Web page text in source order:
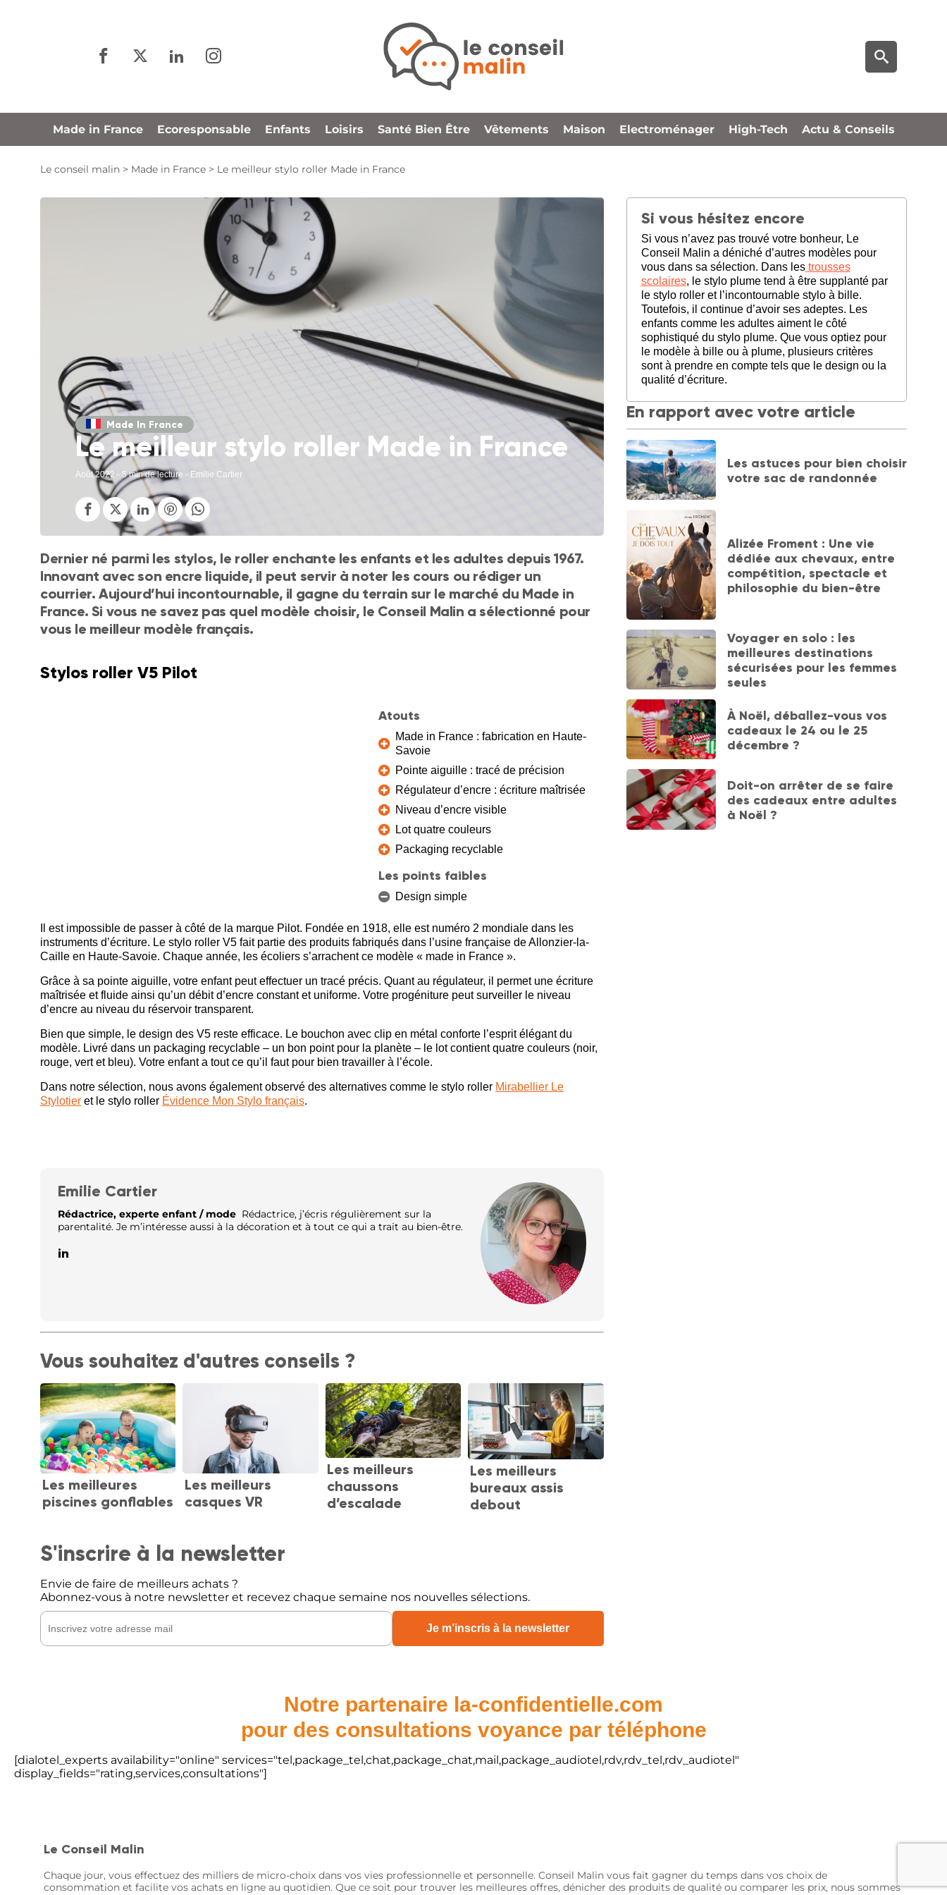
Made in France Ecoresponsable Enfants Loisirs Santé Bien Être Vêtements Maison Electroménager High-Tech Actu & Conseils
Le conseil malin > Made in France > Le meilleur stylo roller Made in France
Made In France
Le meilleur stylo roller Made in France
Août 2022 - 5 min de lecture - Emilie Cartier
Dernier né parmi les stylos, le roller enchante les enfants et les adultes depuis 1967.
Innovant avec son encre liquide, il peut servir à noter les cours ou rédiger un
courrier. Aujourd’hui incontournable, il gagne du terrain sur le marché du Made in
France. Si vous ne savez pas quel modèle choisir, le Conseil Malin a sélectionné pour
vous le meilleur modèle français.
Stylos roller V5 Pilot
Atouts
Made in France : fabrication en Haute-
Savoie
Pointe aiguille : tracé de précision
Régulateur d’encre : écriture maîtrisée
Niveau d’encre visible
Lot quatre couleurs
Packaging recyclable
Les points faibles
Design simple
Il est impossible de passer à côté de la marque Pilot. Fondée en 1918, elle est numéro 2 mondiale dans les
instruments d’écriture. Le stylo roller V5 fait partie des produits fabriqués dans l’usine française de Allonzier-la-
Caille en Haute-Savoie. Chaque année, les écoliers s’arrachent ce modèle « made in France ».
Grâce à sa pointe aiguille, votre enfant peut effectuer un tracé précis. Quant au régulateur, il permet une écriture
maîtrisée et fluide ainsi qu’un débit d’encre constant et uniforme. Votre progéniture peut surveiller le niveau
d’encre au niveau du réservoir transparent.
Bien que simple, le design des V5 reste efficace. Le bouchon avec clip en métal conforte l’esprit élégant du
modèle. Livré dans un packaging recyclable – un bon point pour la planète – le lot contient quatre couleurs (noir,
rouge, vert et bleu). Votre enfant a tout ce qu’il faut pour bien travailler à l’école.
Dans notre sélection, nous avons également observé des alternatives comme le stylo roller Mirabellier Le
Stylotier et le stylo roller Évidence Mon Stylo français.
Emilie Cartier
Rédactrice, experte enfant / mode Rédactrice, j’écris régulièrement sur la
parentalité. Je m’intéresse aussi à la décoration et à tout ce qui a trait au bien-être.
Vous souhaitez d'autres conseils ?
Les meilleures
piscines gonflables
Les meilleurs
casques VR
Les meilleurs
chaussons
d’escalade
Les meilleurs
bureaux assis
debout
S'inscrire à la newsletter
Envie de faire de meilleurs achats ?
Abonnez-vous à notre newsletter et recevez chaque semaine nos nouvelles sélections.
Si vous hésitez encore
Si vous n’avez pas trouvé votre bonheur, Le
Conseil Malin a déniché d’autres modèles pour
vous dans sa sélection. Dans les trousses
scolaires, le stylo plume tend à être supplanté par
le stylo roller et l’incontournable stylo à bille.
Toutefois, il continue d’avoir ses adeptes. Les
enfants comme les adultes aiment le côté
sophistiqué du stylo plume. Que vous optiez pour
le modèle à bille ou à plume, plusieurs critères
sont à prendre en compte tels que le design ou la
qualité d’écriture.
En rapport avec votre article
Les astuces pour bien choisir
votre sac de randonnée
Alizée Froment : Une vie
dédiée aux chevaux, entre
compétition, spectacle et
philosophie du bien-être
Voyager en solo : les
meilleures destinations
sécurisées pour les femmes
seules
À Noël, déballez-vous vos
cadeaux le 24 ou le 25
décembre ?
Doit-on arrêter de se faire
des cadeaux entre adultes
à Noël ?
Notre partenaire la-confidentielle.com
pour des consultations voyance par téléphone
[dialotel_experts availability="online" services="tel,package_tel,chat,package_chat,mail,package_audiotel,rdv,rdv_tel,rdv_audiotel"
display_fields="rating,services,consultations"]
Le Conseil Malin
Chaque jour, vous effectuez des milliers de micro-choix dans vos vies professionnelle et personnelle. Conseil Malin vous fait gagner du temps dans vos choix de
consommation et facilite vos achats en ligne au quotidien. Que ce soit pour trouver les meilleures offres, dénicher des produits de qualité ou comparer les prix, nous sommes